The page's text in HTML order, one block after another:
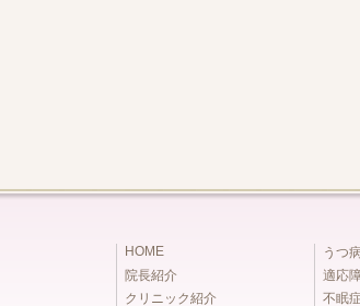
HOME
院長紹介
クリニック紹介
うつ
適応
不眠